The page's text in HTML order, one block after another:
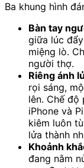
Ba khung hình
Bàn tay
giữa lúc
miệng lò.
người thợ.
Riêng ánh
rọi sáng,
lên. Chế độ
iPhone và
kiêm luôn
lửa thành
Khoảnh
đang nằm